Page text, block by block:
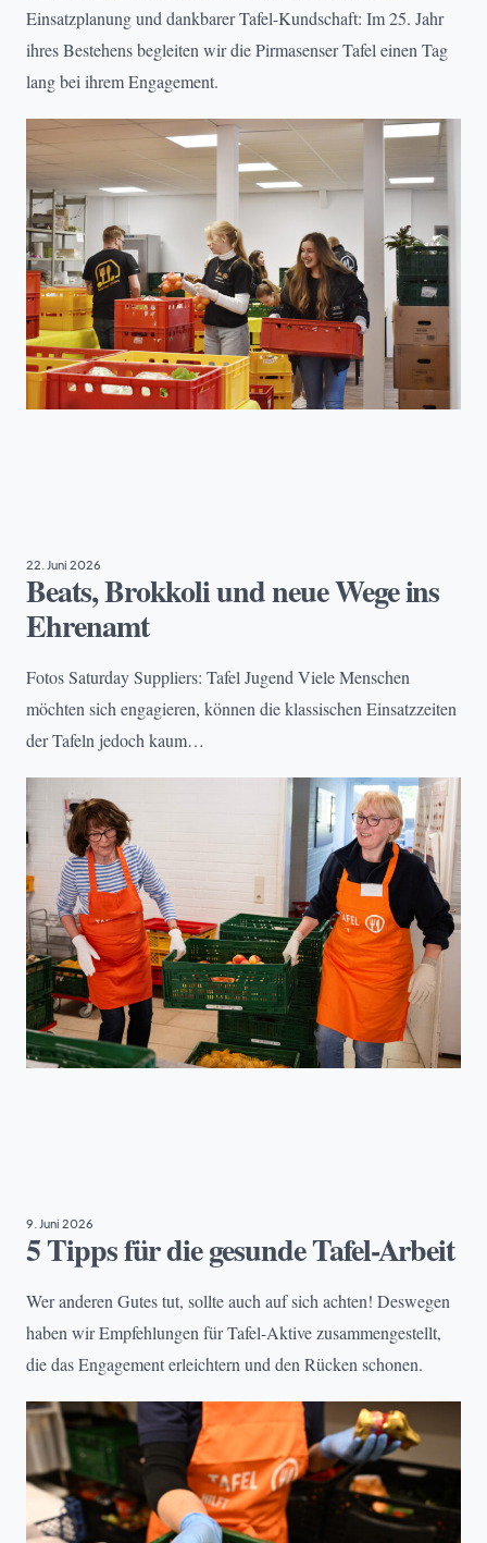
Einsatzplanung und dankbarer Tafel-Kundschaft: Im 25. Jahr
ihres Bestehens begleiten wir die Pirmasenser Tafel einen Tag
lang bei ihrem Engagement.
22. Juni 2026
Beats, Brokkoli und neue Wege ins
Ehrenamt
Fotos Saturday Suppliers: Tafel Jugend Viele Menschen
möchten sich engagieren, können die klassischen Einsatzzeiten
der Tafeln jedoch kaum…
9. Juni 2026
5 Tipps für die gesunde Tafel-Arbeit
Wer anderen Gutes tut, sollte auch auf sich achten! Deswegen
haben wir Empfehlungen für Tafel-Aktive zusammengestellt,
die das Engagement erleichtern und den Rücken schonen.